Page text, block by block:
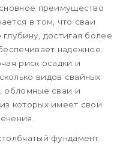
преимущество
в том, что сваи
достигая более
надежное
риск осадки и
видов свайных
обломные сваи и
которых имеет свои
фундамент.